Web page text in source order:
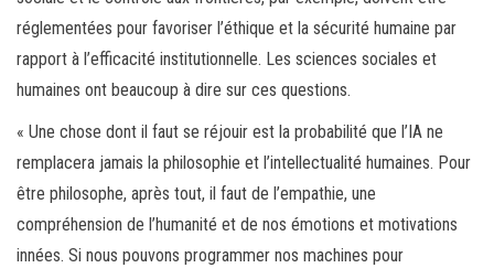
réglementées pour favoriser l’éthique et la sécurité humaine par
rapport à l’efficacité institutionnelle. Les sciences sociales et
humaines ont beaucoup à dire sur ces questions.
« Une chose dont il faut se réjouir est la probabilité que l’IA ne
remplacera jamais la philosophie et l’intellectualité humaines. Pour
être philosophe, après tout, il faut de l’empathie, une
compréhension de l’humanité et de nos émotions et motivations
innées. Si nous pouvons programmer nos machines pour